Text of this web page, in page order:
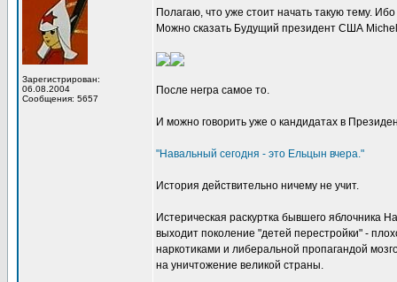
Зарегистрирован:
06.08.2004
Сообщения: 5657
Полагаю, что уже стоит начать такую тему.
Можно сказать Будущий президент США
После негра самое то.
И можно говорить уже о кандидатах в
"Навальный сегодня - это Ельцын вчера."
История действительно ничему не учит.
Истерическая раскуртка бывшего яблочника
выходит поколение "детей перестройки" -
наркотиками и либеральной пропагандой
на уничтожение великой страны.